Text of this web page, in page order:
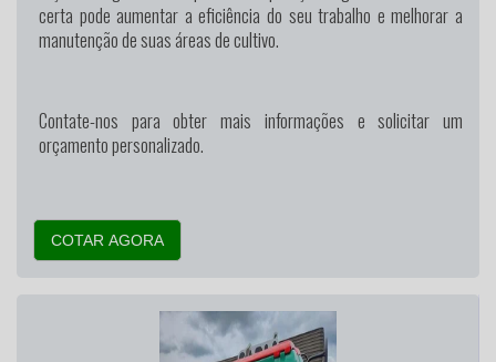
certa pode aumentar a eficiência do seu trabalho e melhorar a
manutenção de suas áreas de cultivo.
Contate-nos para obter mais informações e solicitar um
orçamento personalizado.
COTAR AGORA